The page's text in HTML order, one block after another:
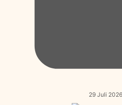
29 Juli 2026